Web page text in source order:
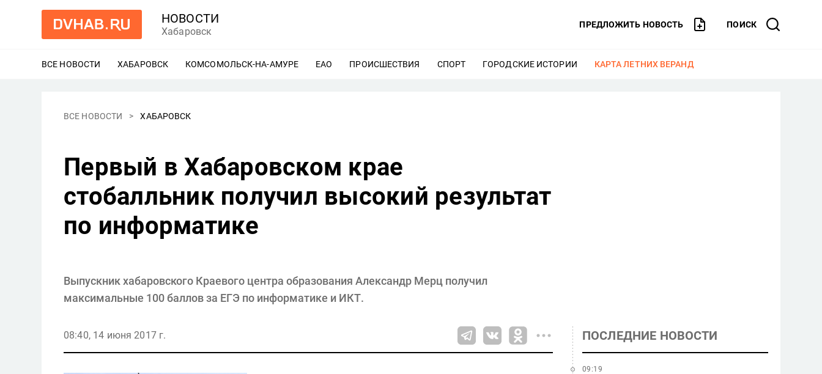
НОВОСТИ
Хабаровск
ПРЕДЛОЖИТЬ НОВОСТЬ ПОИСК
ВСЕ НОВОСТИ ХАБАРОВСК ЕЩЕ
КОМСОМОЛЬСК-НА-АМУРЕ ЕЩЕ
ЕАО ЕЩЕ
ПРОИСШЕСТВИЯ ЕЩЕ
СПОРТ ЕЩЕ
ГОРОДСКИЕ ИСТОРИИ ЕЩЕ
КАРТА ЛЕТНИХ ВЕРАНД
ВСЕ НОВОСТИ ХАБАРОВСК
Первый в Хабаровском крае
стобалльник получил высокий результат
по информатике
Выпускник хабаровского Краевого центра образования Александр Мерц получил
максимальные 100 баллов за ЕГЭ по информатике и ИКТ.
08:40, 14 июня 2017 г. ПОСЛЕДНИЕ НОВОСТИ
09:19